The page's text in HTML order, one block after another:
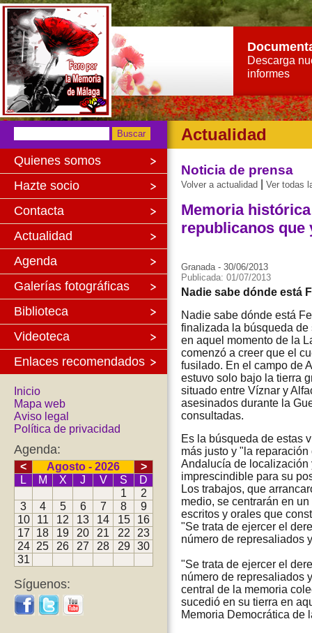
Descarga
informes
Quienes somos
Hazte socio
Contacta
Actualidad
Agenda
Galerías fotográficas
Biblioteca
Videoteca
Enlaces recomendados
Inicio
Mapa web
Aviso legal
Política de privacidad
Agenda:
< Agosto - 2026
>
L
M X J V S
D
1
2
3
4 5 6 7 8
9
10
11 12 13 14 15
16
17
18 19 20 21 22
23
24
25 26 27 28 29
30
31
Síguenos:
Actualidad
Noticia de prensa
Volver a actualidad Ver todas
Memoria
republicanos que
Granada - 30/06/2013
Publicada: 01/07/2013
Nadie sabe dónde está
Nadie sabe dónde está
finalizada la búsqueda de
en aquel momento de la
comenzó a creer que el
fusilado. En el campo de
estuvo solo bajo la tierra
situado entre Víznar y
asesinados durante la
consultadas.
Es la búsqueda de estas
más justo y "la
Andalucía de localización
imprescindible para su
Los trabajos, que
medio, se centrarán en
escritos y orales que
"Se trata de ejercer el
número de represaliados
"Se trata de ejercer el
número de represaliados
central de la memoria
sucedió en su tierra en
Memoria Democrática de